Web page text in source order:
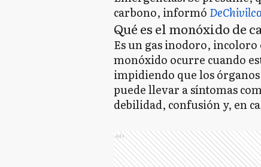
carbono, informó
Qué es el monóxido de
Es un gas inodoro,
monóxido ocurre cuando
impidiendo que los
puede llevar a síntomas
debilidad, confusión y, en
Ads